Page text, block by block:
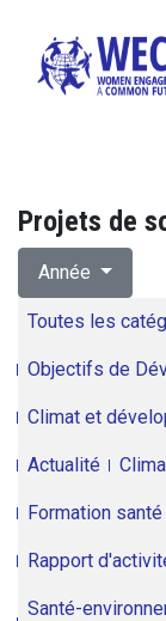
Projets de
Année
Toutes les
Objectifs de
Climat et
Actualité
Formation
Rapport
Santé-